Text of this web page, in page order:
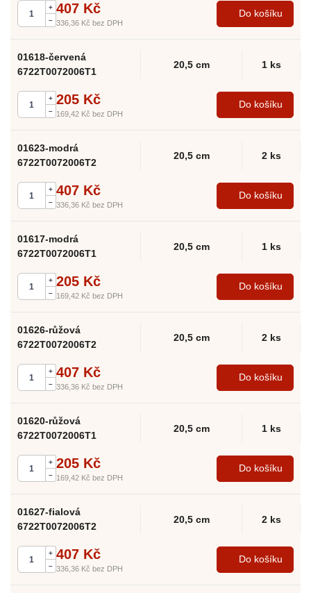
+
–
407 Kč
336,36 Kč bez DPH
Do košíku
01618-červená
6722T0072006T1
20,5 cm 1 ks
+
–
205 Kč
169,42 Kč bez DPH
Do košíku
01623-modrá
6722T0072006T2
20,5 cm 2 ks
+
–
407 Kč
336,36 Kč bez DPH
Do košíku
01617-modrá
6722T0072006T1
20,5 cm 1 ks
+
–
205 Kč
169,42 Kč bez DPH
Do košíku
01626-růžová
6722T0072006T2
20,5 cm 2 ks
+
–
407 Kč
336,36 Kč bez DPH
Do košíku
01620-růžová
6722T0072006T1
20,5 cm 1 ks
+
–
205 Kč
169,42 Kč bez DPH
Do košíku
01627-fialová
6722T0072006T2
20,5 cm 2 ks
+
–
407 Kč
336,36 Kč bez DPH
Do košíku